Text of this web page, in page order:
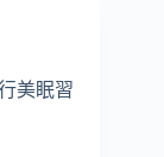
美眠習